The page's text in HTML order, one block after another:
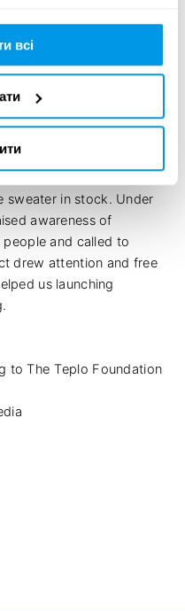
всіfrom the pile of used
unavailability offering it
9,999,999 KZT
put it on the display
sweater in stock. Under
awareness of
and called to
drew attention and free
us launching
to The Teplo Foundation